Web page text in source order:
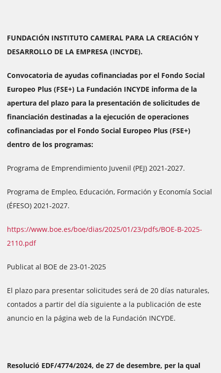
FUNDACIÓN INSTITUTO CAMERAL PARA LA CREACIÓN Y
DESARROLLO DE LA EMPRESA (INCYDE).
Convocatoria de ayudas cofinanciadas por el Fondo Social
Europeo Plus (FSE+) La Fundación INCYDE informa de la
apertura del plazo para la presentación de solicitudes de
financiación destinadas a la ejecución de operaciones
cofinanciadas por el Fondo Social Europeo Plus (FSE+)
dentro de los programas:
Programa de Emprendimiento Juvenil (PEJ) 2021-2027.
Programa de Empleo, Educación, Formación y Economía Social
(ÉFESO) 2021-2027.
https://www.boe.es/boe/dias/2025/01/23/pdfs/BOE-B-2025-
2110.pdf
Publicat al BOE de 23-01-2025
El plazo para presentar solicitudes será de 20 días naturales,
contados a partir del día siguiente a la publicación de este
anuncio en la página web de la Fundación INCYDE.
Resolució EDF/4774/2024, de 27 de desembre, per la qual